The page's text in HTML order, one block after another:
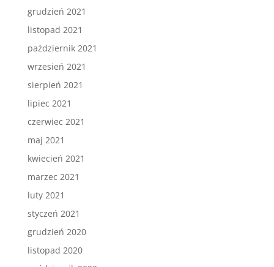
grudzień 2021
listopad 2021
październik 2021
wrzesień 2021
sierpień 2021
lipiec 2021
czerwiec 2021
maj 2021
kwiecień 2021
marzec 2021
luty 2021
styczeń 2021
grudzień 2020
listopad 2020